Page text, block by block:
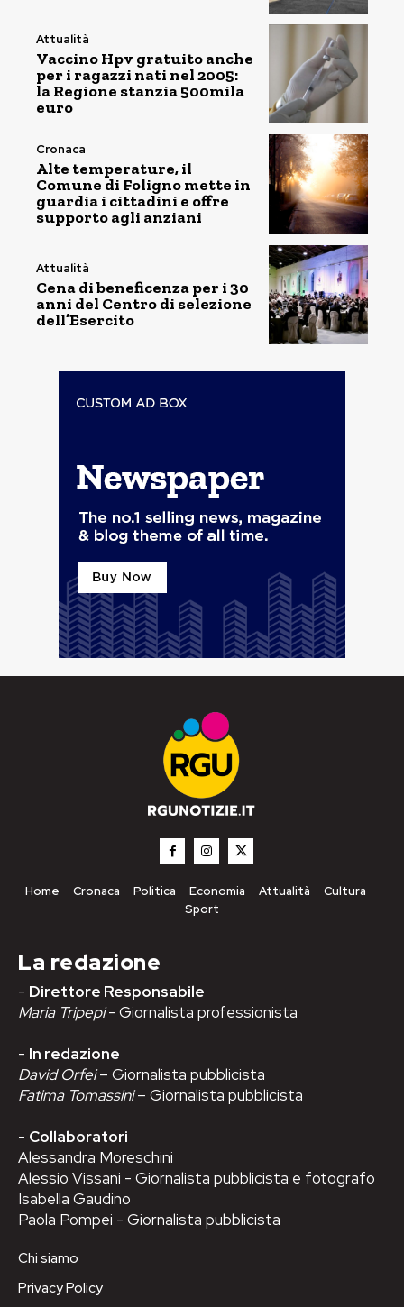
Attualità
Vaccino Hpv gratuito anche
per i ragazzi nati nel 2005:
la Regione stanzia 500mila
euro
Cronaca
Alte temperature, il
Comune di Foligno mette in
guardia i cittadini e offre
supporto agli anziani
Attualità
Cena di beneficenza per i 30
anni del Centro di selezione
dell’Esercito
Home Cronaca Politica Economia Attualità
Cultura
Sport
La redazione
- Direttore Responsabile
Maria Tripepi- Giornalista professionista
- In redazione
David Orfei– Giornalista pubblicista
Fatima Tomassini– Giornalista pubblicista
- Collaboratori
Alessandra Moreschini
Alessio Vissani - Giornalista pubblicista e fotografo
Isabella Gaudino
Paola Pompei - Giornalista pubblicista
Chi siamo
Privacy Policy